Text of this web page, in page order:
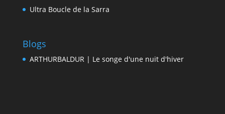
Ultra Boucle de la Sarra
Blogs
ARTHURBALDUR | Le songe d'une nuit d'hiver